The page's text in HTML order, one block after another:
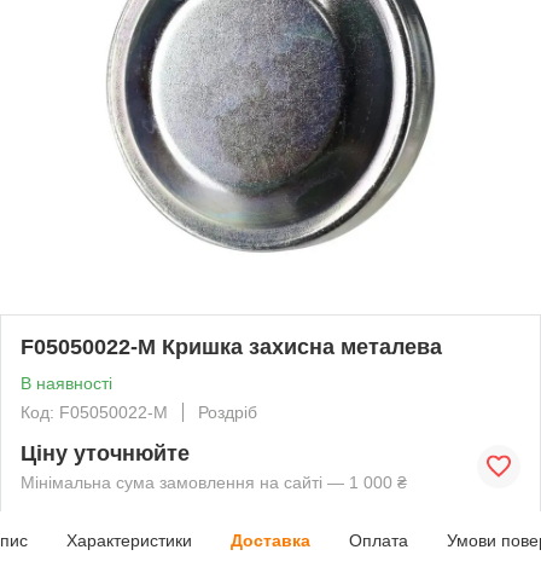
F05050022-M Кришка захисна металева
В наявності
Код: F05050022-M
Роздріб
Ціну уточнюйте
Мінімальна сума замовлення на сайті — 1 000 ₴
Характеристики Доставка Оплата Умови